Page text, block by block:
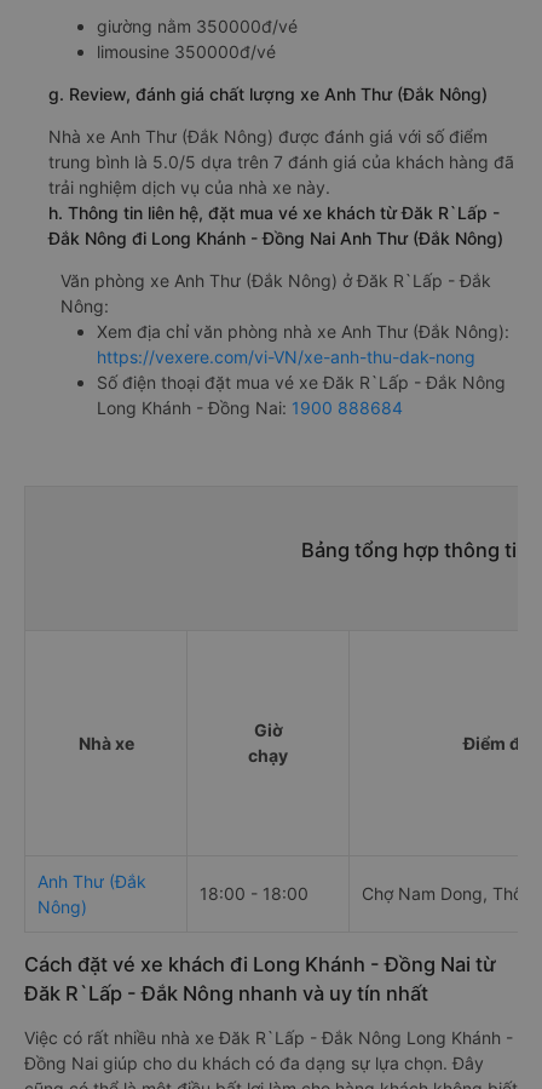
giường nằm 350000đ/vé
limousine 350000đ/vé
g. Review, đánh giá chất lượng xe Anh Thư (Đắk Nông)
Nhà xe Anh Thư (Đắk Nông) được đánh giá với số điểm
trung bình là 5.0/5 dựa trên 7 đánh giá của khách hàng đã
trải nghiệm dịch vụ của nhà xe này.
h. Thông tin liên hệ, đặt mua vé xe khách từ Đăk R`Lấp -
Đắk Nông đi Long Khánh - Đồng Nai Anh Thư (Đắk Nông)
Văn phòng xe Anh Thư (Đắk Nông) ở Đăk R`Lấp - Đắk
Nông:
Xem địa chỉ văn phòng nhà xe Anh Thư (Đắk Nông):
https://vexere.com/vi-VN/xe-anh-thu-dak-nong
Số điện thoại đặt mua vé xe Đăk R`Lấp - Đắk Nông
Long Khánh - Đồng Nai: 1900 888684
Bảng tổng hợp thông tin
Nhà xe
Giờ
chạy
Điểm đi
Anh Thư (Đắk
Nông)
18:00 - 18:00 Chợ Nam Dong, Thôn
Cách đặt vé xe khách đi Long Khánh - Đồng Nai từ
Đăk R`Lấp - Đắk Nông nhanh và uy tín nhất
Việc có rất nhiều nhà xe Đăk R`Lấp - Đắk Nông Long Khánh -
Đồng Nai giúp cho du khách có đa dạng sự lựa chọn. Đây